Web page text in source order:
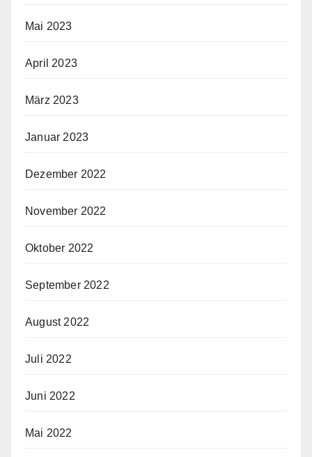
Mai 2023
April 2023
März 2023
Januar 2023
Dezember 2022
November 2022
Oktober 2022
September 2022
August 2022
Juli 2022
Juni 2022
Mai 2022